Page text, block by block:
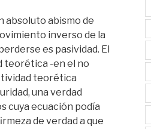
absoluto abismo de
inverso de la
es pasividad. El
teorética -en el no
teorética
una verdad
cuya ecuación podía
de verdad a que